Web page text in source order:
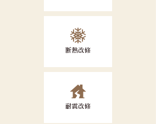
断熱改修
耐震改修